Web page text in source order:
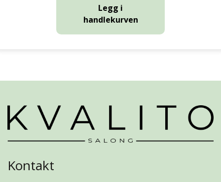
Legg i
handlekurven
Kontakt